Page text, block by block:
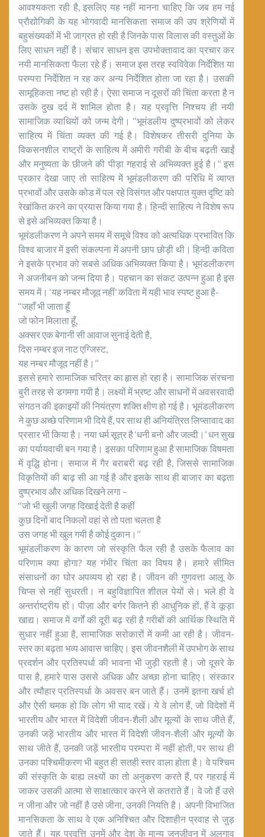
आवश्यकता रही है, इसलिए यह नहीं मानना चाहिए कि जब हम नई
प्रौद्योगिकी के यह भोगवादी मानसिकता समाज की उप श्रेणियों में
बहुसंख्यकों में भी जाग्रत हो रही है जिनके पास विलास की वस्तुओं के
लिए साधन नहीं है। संचार साधन इस उपभोक्तावाद का प्रचार कर
नयी मानसिकता फैला रहे हैं। समाज इस तरह स्वविवेक निर्देशित या
परम्परा निर्देशित न रह कर अन्य निर्देशित होता जा रहा है। उसकी
सामूहिकता नष्ट हो रही है। ऐसा समाज न दूसरों की चिंता करता है न
उसके दुख दर्द में शामिल होता है। यह प्रवृत्ति निश्चय ही नयी
सामाजिक व्याधियों को जन्म देगी। ‘‘भूमंडलीय दुष्प्रभावों को लेकर
साहित्य में चिंता व्यक्त की गई है। विशेषकर तीसरी दुनिया के
विकसनशील राष्ट्रों के साहित्य में अमीरी गरीबी के बीच बढ़ती खाईं
और मनुष्यता के छीजने की पीड़ा गहराई से अभिव्यक्त हुई है।’’ इस
प्रकार देखा जाए तो साहित्य में भूमंडलीकरण की परिधि में व्याप्त
प्रभावों और उसके कोड में पल रहे विसंगत और पक्षपात युक्त दृष्टि को
रेखांकित करने का प्रयास किया गया है। हिन्दी साहित्य ने विशेष रूप
से इसे अभिव्यक्त किया है।
भूमंडलीकरण ने अपने समय में समूचे विश्व को अत्यधिक प्रभावित कि
विश्व बाजार में इसी संकल्पना में अपनी छाप छोड़ी थी। हिन्दी कविता
ने इसके प्रभाव को सबसे अधिक अभिव्यक्त किया है। भूमंडलीकरण
ने अजनीबन को जन्म दिया है। पहचान का संकट उत्पन्न हुआ है इस
समय में। ‘यह नम्बर मौजूद नहीं’ कविता में यही भाव स्पष्ट हुआ है-
‘‘जहाँ भी जाता हूँ
जो फोन मिलाता हूँ,
अक्सर एक बेगानी सी आवाज सुनाई देती है,
दिस नम्बर इज नाट एग्जिस्ट,
यह नम्बर मौजूद नहीं है।’’
इससे हमारे सामाजिक चरित्र का हृास हो रहा है। सामाजिक संरचना
बुरी तरह से डगमगा गयी है। लक्ष्यों में भ्रष्ट और साधनों में अवसरवादी
संगठन की इकाइयों की नियंत्रण शक्ति क्षीण हो गई है। भूमंडलीकरण
ने कुछ अच्छे परिणाम भी दिये हैं, पर साथ ही अनियंत्रित लिप्सावाद का
प्रसार भी किया है। नया धर्म सूत्र है ‘धनी बनो और जल्दी।’ धन सुख
का पर्यायवाची बन गया है। इसका परिणाम हुआ है सामाजिक विषमता
में वृद्धि होना। समाज में गैर बराबरी बढ़ रही है, जिससे सामाजिक
विकृतियों की बाढ़ सी आ गई है और इसके साथ ही बाजार का बढ़ता
दुष्प्रभाव और अधिक दिखने लगा –
‘‘जो भी खुली जगह दिखाई देती है कहीं
कुछ दिनों बाद निकलों वहां से तो पता चलता है
उस जगह भी खुल गयी है कोई दुकान।’’
भूमंडलीकरण के कारण जो संस्कृति फैल रही है उसके फैलाव का
परिणाम क्या होगा? यह गंभीर चिंता का विषय है। हमारे सीमित
संसाधनों का घोर अपव्यय हो रहा है। जीवन की गुणवत्ता आलू के
चिप्स से नहीं सुधरती। न बहुविज्ञापित शीतल पेयों से। भले ही वे
अन्तर्राष्ट्रीय हों। पीज़ा और बर्गर कितने ही आधुनिक हों, हैं वे कूड़ा
खाद्य। समाज में वर्गों की दूरी बढ़ रही है गरीबों की आर्थिक स्थिति में
सुधार नहीं हुआ है, सामाजिक सरोकारों में कमी आ रही है। जीवन-
स्तर का बढ़ता भव्य आवास चाहिए। इस जीवनशैली में उपभोग के साथ
प्रदर्शन और प्रतिस्पर्धा की भावना भी जुड़ी रहती है। जो दूसरे के
पास है, हमारे पास उससे अधिक और अच्छा होना चाहिए। संस्कार
और त्यौहार प्रतिस्पर्धा के अवसर बन जाते हैं। उनमें इतना खर्च हो
और ऐसी चमक हो कि लोग भी याद रखें। ये वे लोग हैं, जो विदेशों में
भारतीय और भारत में विदेशी जीवन-शैली और मूल्यों के साथ जीते हैं,
उनकी जड़ें भारतीय और भारत में विदेशी जीवन-शैली और मूल्यों के
साथ जीते हैं, उनकी जड़ें भारतीय परम्परा में नहीं होती, पर साथ ही
उनका पश्चिमीकरण भी बहुत ही सतही स्तर वाला होता है। वे पश्चिम
की संस्कृति के बाह्य लक्ष्यों का तो अनुकरण करते हैं, पर गहराई में
जाकर उसकी आत्मा से साक्षात्कार करने से कतराते हैं। वे जो हैं उसे
न जीना और जो नहीं है उसे जीना, उनकी नियति है। अपनी विभाजित
मानसिकता के साथ वे एक अनिश्चित और दिशाहीन प्रवाह से जुड़
जाते हैं। यह प्रवृत्ति उनमें और देश के मान्य जनजीवन में अलगाव